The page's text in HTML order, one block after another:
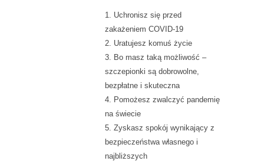
Uchronisz się przed
zakażeniem COVID-19
Uratujesz komuś życie
Bo masz taką możliwość –
szczepionki są dobrowolne,
bezpłatne i skuteczna
Pomożesz zwalczyć pandemię
na świecie
Zyskasz spokój wynikający z
bezpieczeństwa własnego i
najbliższych